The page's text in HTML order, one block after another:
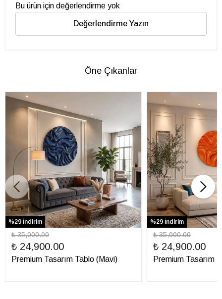
Bu ürün için değerlendirme yok
Değerlendirme Yazın
Öne Çıkanlar
%29 İndirim
₺ 35,000.00
₺ 24,900.00
Premium Tasarım Tablo (Mavi)
%29 İndirim
₺ 35,000.00
₺ 24,900.00
Premium Tasarım